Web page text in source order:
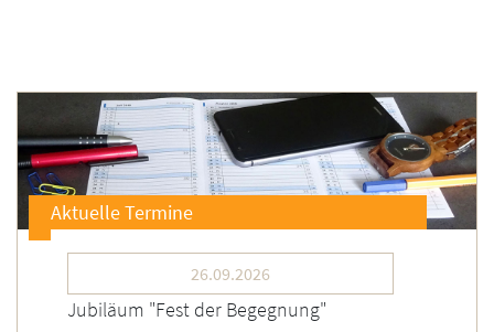
Aktuelle Termine
26.09.2026
Jubiläum "Fest der Begegnung"